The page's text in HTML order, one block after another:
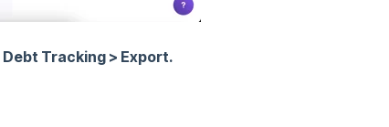
Debt Tracking > Export.